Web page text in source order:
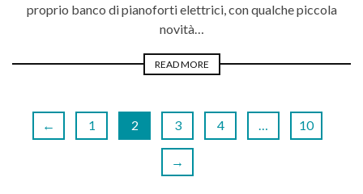
proprio banco di pianoforti elettrici, con qualche piccola
novità…
READ MORE
← 1 2 3 4 10
→